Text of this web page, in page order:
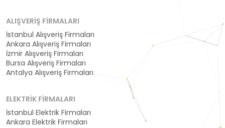
ALIŞVERIŞ FIRMALARI
İstanbul Alışveriş Firmaları
Ankara Alışveriş Firmaları
İzmir Alışveriş Firmaları
Bursa Alışveriş Firmaları
Antalya Alışveriş Firmaları
ELEKTRIK FIRMALARI
İstanbul Elektrik Firmaları
Ankara Elektrik Firmaları